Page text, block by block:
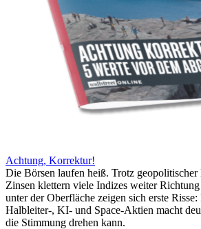
Achtung, Korrektur!
Die Börsen laufen heiß. Trotz geopolitischer
Zinsen klettern viele Indizes weiter
unter der Oberfläche zeigen sich erste
Halbleiter-, KI- und Space-Aktien macht
die Stimmung drehen kann.